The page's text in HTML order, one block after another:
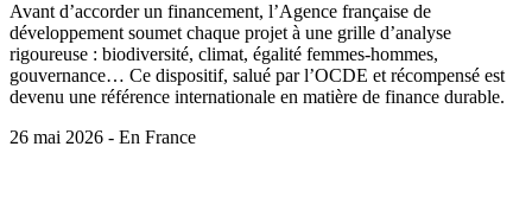
Avant d’accorder un financement, l’Agence française de
développement soumet chaque projet à une grille d’analyse
rigoureuse : biodiversité, climat, égalité femmes-hommes,
gouvernance… Ce dispositif, salué par l’OCDE et récompensé est
devenu une référence internationale en matière de finance durable.
26 mai 2026 - En France